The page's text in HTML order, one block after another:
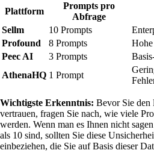
Plattform
Prompts pro
Abfrage
Sellm
10 Prompts
Profound
8 Prompts
Peec AI
3 Prompts
AthenaHQ 1 Prompt
Wichtigste Erkenntnis: Bevor Sie den
vertrauen, fragen Sie nach, wie viele
werden. Wenn man es Ihnen nicht
als 10 sind, sollten Sie diese
einbeziehen, die Sie auf Basis dieser